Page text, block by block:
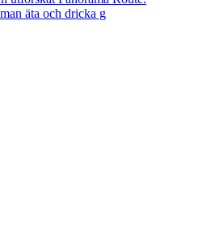
äta och dricka g